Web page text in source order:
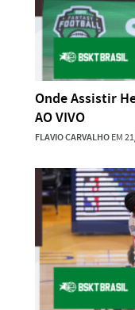
Onde Assistir
AO VIVO
FLAVIO CARVALHOEM